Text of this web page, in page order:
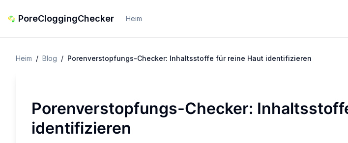
PoreCloggingChecker Heim
Heim / Blog / Porenverstopfungs-Checker: Inhaltsstoffe für reine Haut identifizieren
Porenverstopfungs-Checker:
identifizieren